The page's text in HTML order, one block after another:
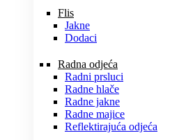
Flis
Jakne
Dodaci
Radna odjeća
Radni prsluci
Radne hlače
Radne jakne
Radne majice
Reflektirajuća odjeća